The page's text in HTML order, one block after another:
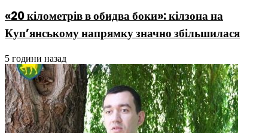
«20 кілометрів в обидва боки»: кілзона на
Куп’янському напрямку значно збільшилася
5 години назад